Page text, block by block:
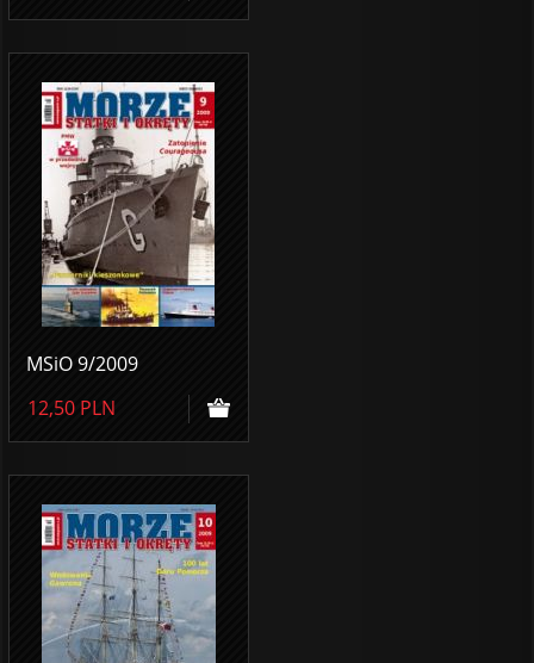
MSiO 9/2009
12,50 PLN